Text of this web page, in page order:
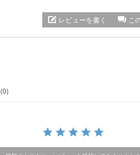
こ
レビューを書く
(0)